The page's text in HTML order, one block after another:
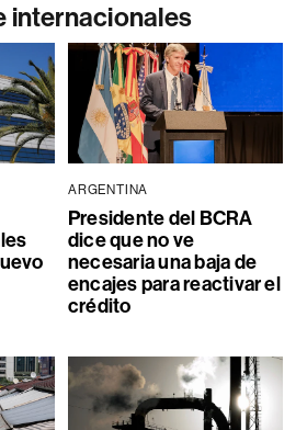
internacionales
ARGENTINA
Presidente del BCRA
dice que no ve
necesaria una baja de
encajes para reactivar el
crédito